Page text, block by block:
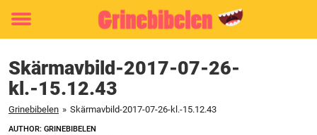
Toggle
Skärmavbild-2017-07-26-
kl.-15.12.43
Grinebibelen » Skärmavbild-2017-07-26-kl.-15.12.43
AUTHOR: GRINEBIBELEN